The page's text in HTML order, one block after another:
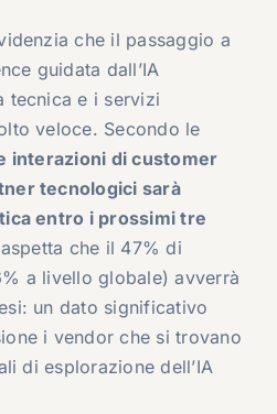
che il passaggio a
guidata dall’IA
tecnica e i servizi
veloce. Secondo le
interazioni di customer
tecnologici sarà
entro i prossimi tre
che il 47% di
a livello globale) avverrà
un dato significativo
i vendor che si trovano
di esplorazione dell’IA